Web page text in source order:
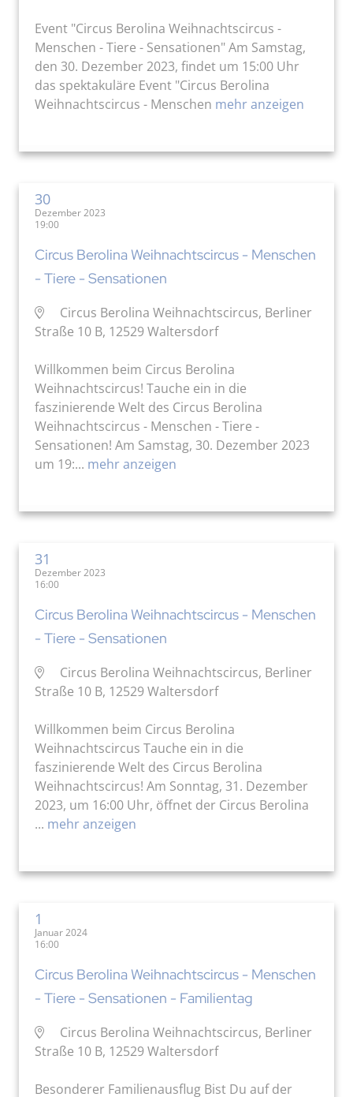
Event "Circus Berolina Weihnachtscircus -
Menschen - Tiere - Sensationen" Am Samstag,
den 30. Dezember 2023, findet um 15:00 Uhr
das spektakuläre Event "Circus Berolina
Weihnachtscircus - Menschen mehr anzeigen
30
Dezember 2023
19:00
Circus Berolina Weihnachtscircus - Menschen
- Tiere - Sensationen
Circus Berolina Weihnachtscircus, Berliner
Straße 10 B, 12529 Waltersdorf
Willkommen beim Circus Berolina
Weihnachtscircus! Tauche ein in die
faszinierende Welt des Circus Berolina
Weihnachtscircus - Menschen - Tiere -
Sensationen! Am Samstag, 30. Dezember 2023
um 19:... mehr anzeigen
31
Dezember 2023
16:00
Circus Berolina Weihnachtscircus - Menschen
- Tiere - Sensationen
Circus Berolina Weihnachtscircus, Berliner
Straße 10 B, 12529 Waltersdorf
Willkommen beim Circus Berolina
Weihnachtscircus Tauche ein in die
faszinierende Welt des Circus Berolina
Weihnachtscircus! Am Sonntag, 31. Dezember
2023, um 16:00 Uhr, öffnet der Circus Berolina
... mehr anzeigen
1
Januar 2024
16:00
Circus Berolina Weihnachtscircus - Menschen
- Tiere - Sensationen - Familientag
Circus Berolina Weihnachtscircus, Berliner
Straße 10 B, 12529 Waltersdorf
Besonderer Familienausflug Bist Du auf der